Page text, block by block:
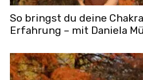
So bringst du deine
Erfahrung – mit Daniela